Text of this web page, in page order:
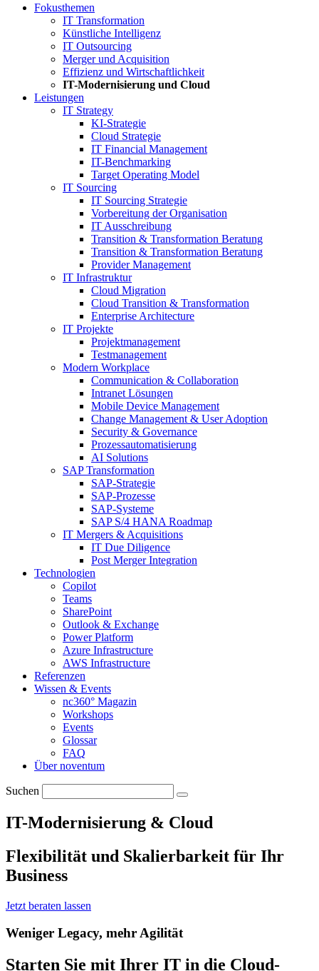
Fokusthemen
IT Transformation
Künstliche Intelligenz
IT Outsourcing
Merger und Acquisition
Effizienz und Wirtschaftlichkeit
IT-Modernisierung und Cloud
Leistungen
IT Strategy
KI-Strategie
Cloud Strategie
IT Financial Management
IT-Benchmarking
Target Operating Model
IT Sourcing
IT Sourcing Strategie
Vorbereitung der Organisation
IT Ausschreibung
Transition & Transformation Beratung
Transition & Transformation Beratung
Provider Management
IT Infrastruktur
Cloud Migration
Cloud Transition & Transformation
Enterprise Architecture
IT Projekte
Projektmanagement
Testmanagement
Modern Workplace
Communication & Collaboration
Intranet Lösungen
Mobile Device Management
Change Management & User Adoption
Security & Governance
Prozessautomatisierung
AI Solutions
SAP Transformation
SAP-Strategie
SAP-Prozesse
SAP-Systeme
SAP S/4 HANA Roadmap
IT Mergers & Acquisitions
IT Due Diligence
Post Merger Integration
Technologien
Copilot
Teams
SharePoint
Outlook & Exchange
Power Platform
Azure Infrastructure
AWS Infrastructure
Referenzen
Wissen & Events
nc360° Magazin
Workshops
Events
Glossar
FAQ
Über noventum
Suchen
IT-Modernisierung & Cloud
Flexibilität und Skalierbarkeit für Ihr
Business
Jetzt beraten lassen
Weniger Legacy, mehr Agilität
Starten Sie mit Ihrer IT in die Cloud-